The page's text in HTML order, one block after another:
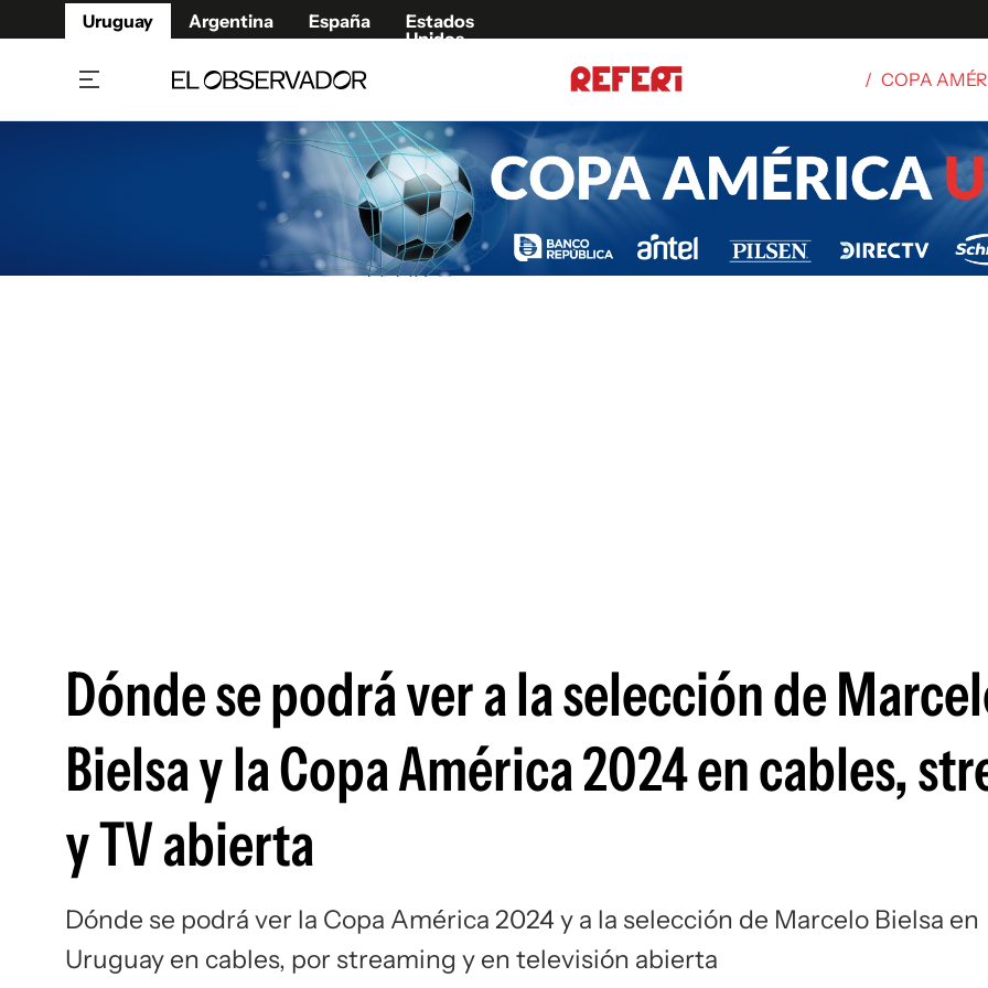
Uruguay Argentina España
Estados
Unidos
Resultados Deportivos
Juegos Olímpicos
Rugby
Básquetbol
Tenis
Running
/ COPA
Dónde se podrá ver a la selección de
Bielsa y la Copa América 2024 en cables,
y TV abierta
Dónde se podrá ver la Copa América 2024 y a la selección de Marcelo Bielsa en
Uruguay en cables, por streaming y en televisión abierta